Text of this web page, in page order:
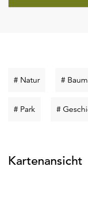
# NaturSchlüsselwort
# Baum
# Park Schlüsselwort
#
Kartenansicht